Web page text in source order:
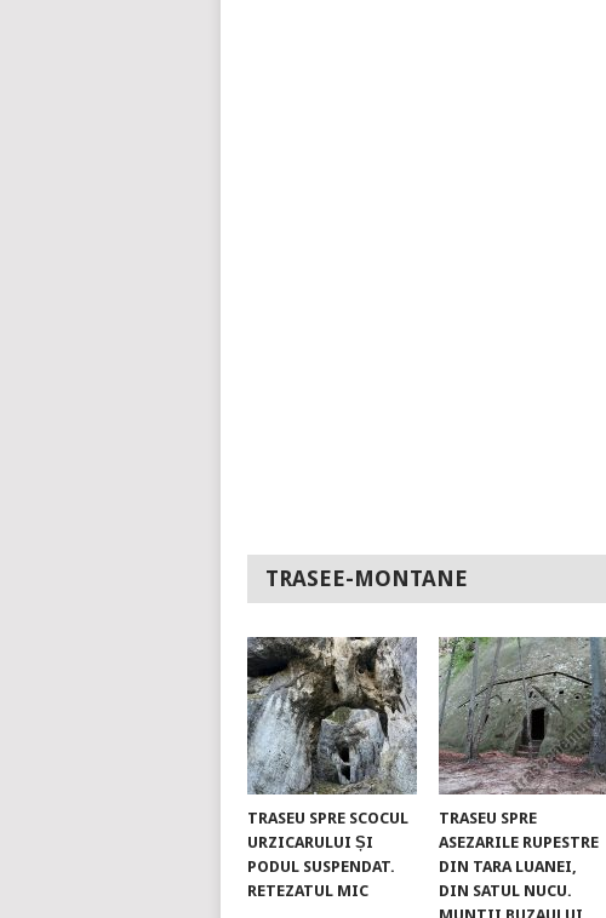
TRASEE-MONTANE
TRASEU SPRE SCOCUL
URZICARULUI ȘI
PODUL SUSPENDAT.
RETEZATUL MIC
TRASEU SPRE
ASEZARILE RUPESTRE
DIN TARA LUANEI,
DIN SATUL NUCU.